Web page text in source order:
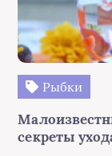
Рыбки
секреты